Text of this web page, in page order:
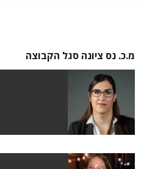
מ.כ. נס ציונה סגל הקבוצה